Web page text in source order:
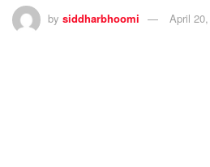
by siddharbhoomi April